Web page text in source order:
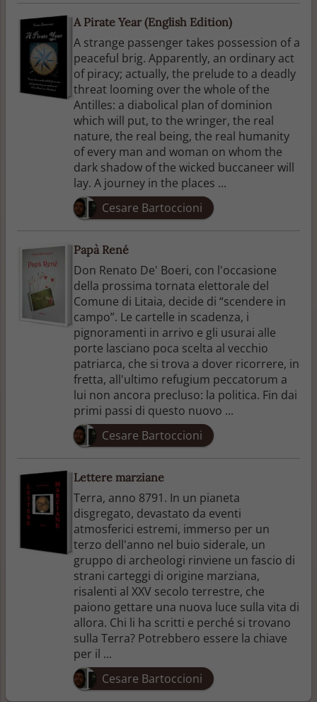
A Pirate Year (English Edition)
A strange passenger takes possession of a
peaceful brig. Apparently, an ordinary act
of piracy; actually, the prelude to a deadly
threat looming over the whole of the
Antilles: a diabolical plan of dominion
which will put, to the wringer, the real
nature, the real being, the real humanity
of every man and woman on whom the
dark shadow of the wicked buccaneer will
lay. A journey in the places ...
Cesare Bartoccioni
Papà René
Don Renato De' Boeri, con l'occasione
della prossima tornata elettorale del
Comune di Litaia, decide di “scendere in
campo”. Le cartelle in scadenza, i
pignoramenti in arrivo e gli usurai alle
porte lasciano poca scelta al vecchio
patriarca, che si trova a dover ricorrere, in
fretta, all'ultimo refugium peccatorum a
lui non ancora precluso: la politica. Fin dai
primi passi di questo nuovo ...
Cesare Bartoccioni
Lettere marziane
Terra, anno 8791. In un pianeta
disgregato, devastato da eventi
atmosferici estremi, immerso per un
terzo dell'anno nel buio siderale, un
gruppo di archeologi rinviene un fascio di
strani carteggi di origine marziana,
risalenti al XXV secolo terrestre, che
paiono gettare una nuova luce sulla vita di
allora. Chi li ha scritti e perché si trovano
sulla Terra? Potrebbero essere la chiave
per il ...
Cesare Bartoccioni